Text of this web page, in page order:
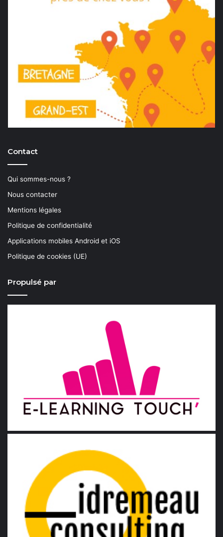
Contact
Qui sommes-nous ?
Nous contacter
Mentions légales
Politique de confidentialité
Applications mobiles Android et iOS
Politique de cookies (UE)
Propulsé par